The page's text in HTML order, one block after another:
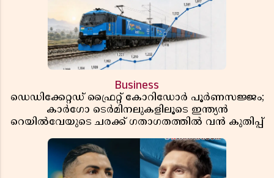
Business
ഡെഡിക്കേറ്റഡ് ഫ്രൈറ്റ് കോറിഡോർ പൂർണസജ്ജം;
കാർഗോ ടെർമിനലുകളിലൂടെ ഇന്ത്യൻ
റെയിൽവേയുടെ ചരക്ക് ഗതാഗതത്തിൽ വൻ കുതിപ്പ്